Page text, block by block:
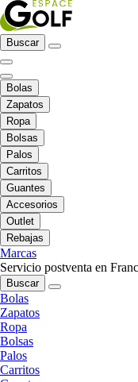
Buscar
Bolas
Zapatos
Ropa
Bolsas
Palos
Carritos
Guantes
Accesorios
Outlet
Rebajas
Marcas
Servicio postventa en
Buscar
Bolas
Zapatos
Ropa
Bolsas
Palos
Carritos